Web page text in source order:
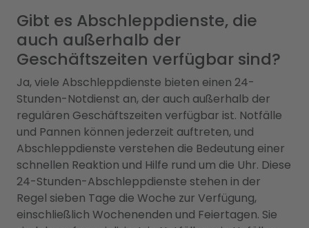
Gibt es Abschleppdienste, die
auch außerhalb der
Geschäftszeiten verfügbar sind?
Ja, viele Abschleppdienste bieten einen 24-
Stunden-Notdienst an, der auch außerhalb der
regulären Geschäftszeiten verfügbar ist. Notfälle
und Pannen können jederzeit auftreten, und
Abschleppdienste verstehen die Bedeutung einer
schnellen Reaktion und Hilfe rund um die Uhr. Diese
24-Stunden-Abschleppdienste stehen in der
Regel sieben Tage die Woche zur Verfügung,
einschließlich Wochenenden und Feiertagen. Sie